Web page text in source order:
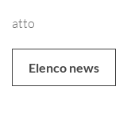
atto
Elenco news